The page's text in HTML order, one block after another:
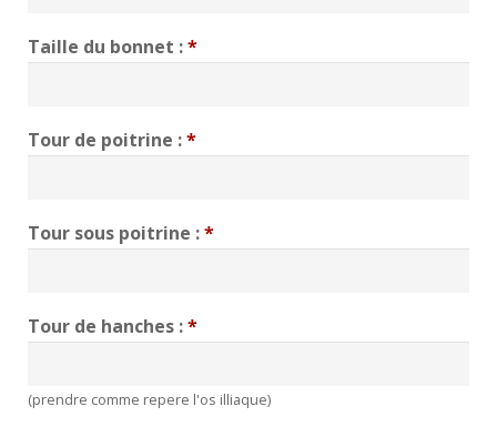
Taille du bonnet :*
Tour de poitrine :*
Tour sous poitrine :*
Tour de hanches :*
(prendre comme repere l'os illiaque)